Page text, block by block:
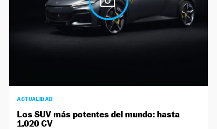
ACTUALIDAD
Los SUV más potentes del mundo: hasta
1.020 CV